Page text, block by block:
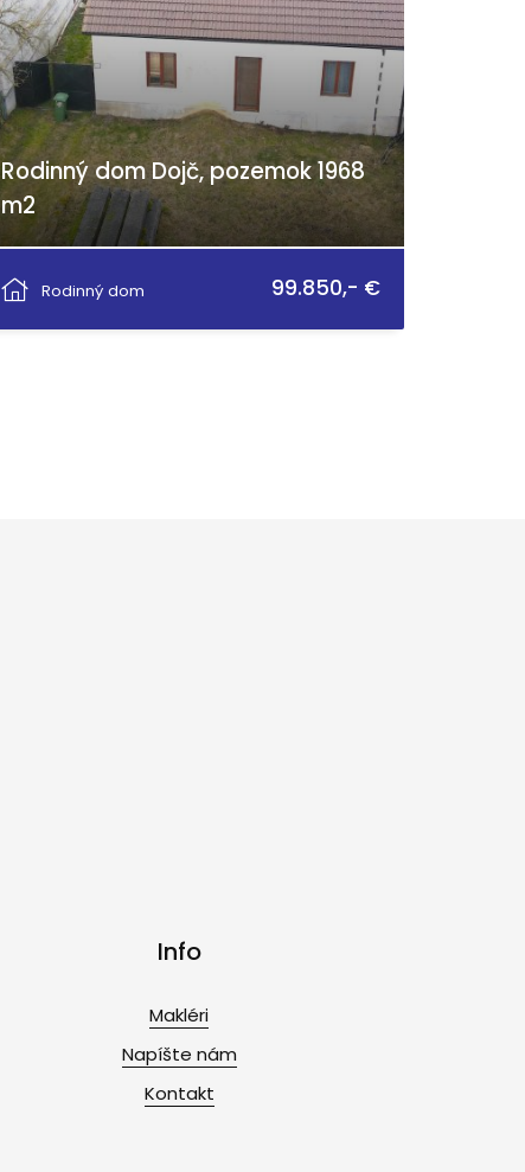
Rodinný dom Dojč, pozemok 1968
m2
Rodinný dom
99.850,- €
Info
Makléri
Napíšte nám
Kontakt